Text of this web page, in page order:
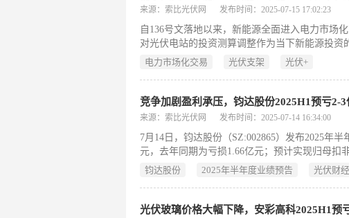
来源：索比光伏网 发布时间：2025-07-15 17:02:23
自136号文落地以来，新能源全面进入电力市场
对光伏电站的投资测算调整作为当下新能源投
电力央企，针对新能源
电力市场化交易 光伏支架 光伏+
竞争加剧盈利承压，钧达股份2025H1预亏2-3
来源：索比光伏网 发布时间：2025-07-14 16:34:00
7月14日，钧达股份（SZ:002865）发布2025年
元，去年同期为亏损1.66亿元；预计实现归母扣
基本每股收益为亏损0.
钧达股份 2025年半年度业绩预告 光伏财经
光伏玻璃价格大幅下降，安彩高科2025H1预